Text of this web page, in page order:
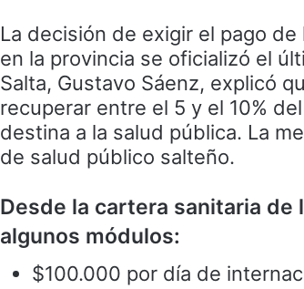
La decisión de exigir el pago
en la provincia se oficializó el
Salta, Gustavo Sáenz, explicó
recuperar entre el 5 y el 10%
destina a la salud pública. La
de salud público salteño.
Desde la cartera sanitaria
algunos módulos:
$100.000 por día de